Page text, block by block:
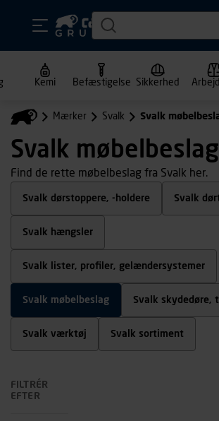
Kemi Befæstigelse Sikkerhed
Mærker Svalk Svalk
Svalk møbelbeslag
Find de rette møbelbeslag fra Svalk her.
Svalk dørstoppere, -holdere Svalk
Svalk hængsler
Svalk lister, profiler, gelændersystemer
Svalk møbelbeslag Svalk skydedøre,
Svalk værktøj Svalk sortiment
FILTRÉR
EFTER